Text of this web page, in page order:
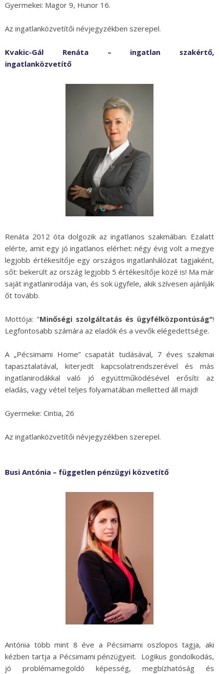
Gyermekei: Magor 9, Hunor 16.
Az ingatlanközvetítői névjegyzékben szerepel.
Kvakic-Gál Renáta – ingatlan szakértő,
ingatlanközvetítő
Renáta 2012 óta dolgozik az ingatlanos szakmában. Ezalatt
elérte, amit egy jó ingatlanos elérhet: négy évig volt a megye
legjobb értékesítője egy országos ingatlanhálózat tagjaként,
sőt: bekerült az ország legjobb 5 értékesítője közé is! Ma már
saját ingatlanirodája van, és sok ügyfele, akik szívesen ajánlják
őt tovább.
Mottója: "Minőségi szolgáltatás és ügyfélközpontúság"!
Legfontosabb számára az eladók és a vevők elégedettsége.
A „Pécsimami Home” csapatát tudásával, 7 éves szakmai
tapasztalatával, kiterjedt kapcsolatrendszerével és más
ingatlanirodákkal való jó együttműködésével erősíti: az
eladás, vagy vétel teljes folyamatában melletted áll majd!
Gyermeke: Cintia, 26
Az ingatlanközvetítői névjegyzékben szerepel.
Busi Antónia – független pénzügyi közvetítő
Antónia több mint 8 éve a Pécsimami oszlopos tagja, aki
kézben tartja a Pécsimami pénzügyeit. Logikus gondolkodás,
jó problémamegoldó képesség, megbízhatóság és